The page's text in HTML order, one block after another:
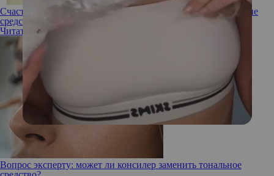
Счастливы вместе: как действуют двухфазные косметические
средства
Читать полностью
Вопрос эксперту: может ли консилер заменить тональное